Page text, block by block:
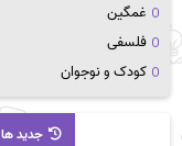
غمگین
فلسفی
کودک و نوجوان
جدید ها